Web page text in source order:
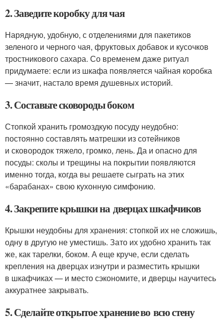
2. Заведите коробку для чая
Нарядную, удобную, с отделениями для пакетиков
зеленого и черного чая, фруктовых добавок и кусочков
тростникового сахара. Со временем даже ритуал
придумаете: если из шкафа появляется чайная коробка
— значит, настало время душевных историй.
3. Составьте сковороды боком
Стопкой хранить громоздкую посуду неудобно:
постоянно составлять матрешки из сотейников
и сковородок тяжело, громко, лень. Да и опасно для
посуды: сколы и трещины на покрытии появляются
именно тогда, когда вы решаете сыграть на этих
«барабанах» свою кухонную симфонию.
4. Закрепите крышки на дверцах шкафчиков
Крышки неудобны для хранения: стопкой их не сложишь,
одну в другую не уместишь. Зато их удобно хранить так
же, как тарелки, боком. А еще круче, если сделать
крепления на дверцах изнутри и разместить крышки
в шкафчиках — и место сэкономите, и дверцы научитесь
аккуратнее закрывать.
5. Сделайте открытое хранение во всю стену